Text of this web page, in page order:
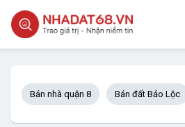
Bán nhà quận 8 Bán đất Bảo Lộc